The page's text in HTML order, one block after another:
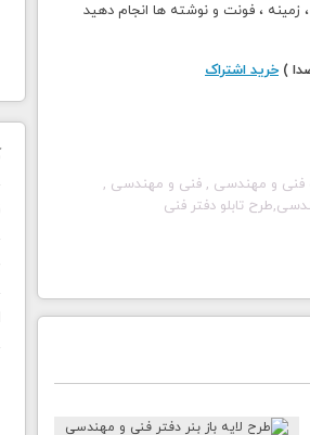
، زمینه ، فونت و نوشته ها انجام دهید
) خرید اشتراک
فنی و مهندسی , فنی و مهندسی ,
تابلو دفتر فنی